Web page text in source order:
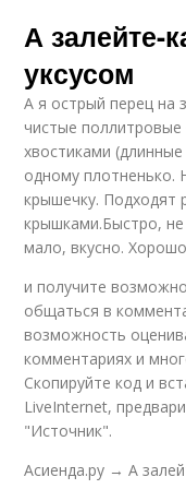
А залейте-
уксусом
А я острый перец на
чистые
хвостиками
одному плотненько.
крышечку. Подходят
крышками.Быстро, не
мало, вкусно.
и получите
общаться в
возможность
комментариях и
Скопируйте код и
LiveInternet,
"Источник".
Асиенда.ру → А